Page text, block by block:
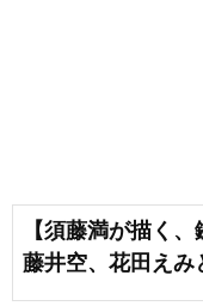
【須藤満が描く
藤井空、花田え